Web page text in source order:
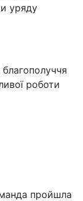
уряду
роботи
пройшла